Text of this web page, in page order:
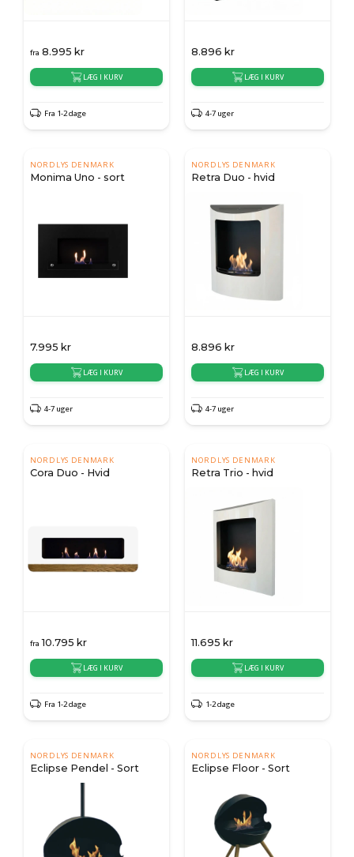
fra 8.995 kr
LÆG I KURV
Fra 1-2 dage
8.896 kr
LÆG I KURV
4-7 uger
NORDLYS DENMARK
Monima Uno - sort
7.995 kr
LÆG I KURV
4-7 uger
NORDLYS DENMARK
Retra Duo - hvid
8.896 kr
LÆG I KURV
4-7 uger
NORDLYS DENMARK
Cora Duo - Hvid
fra 10.795 kr
LÆG I KURV
Fra 1-2 dage
NORDLYS DENMARK
Retra Trio - hvid
11.695 kr
LÆG I KURV
1-2 dage
NORDLYS DENMARK
Eclipse Pendel - Sort
NORDLYS DENMARK
Eclipse Floor - Sort